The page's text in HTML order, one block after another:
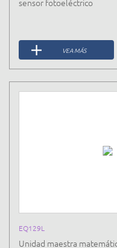
VEA MÁS
EQ129L
Unidad maestra